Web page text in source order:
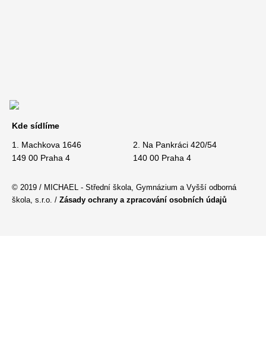
Kde sídlíme
1. Machkova 1646
149 00 Praha 4
2. Na Pankráci 420/54
140 00 Praha 4
© 2019 / MICHAEL - Střední škola, Gymnázium a Vyšší odborná
škola, s.r.o. / Zásady ochrany a zpracování osobních údajů